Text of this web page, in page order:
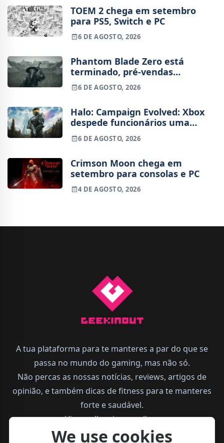
TOEM 2 chega em setembro
para PS5, Switch e PC
6 DE AGOSTO, 2026
Phantom Blade Zero está
terminado, pré-vendas
começam na próxima semana
6 DE AGOSTO, 2026
Halo: Campaign Evolved: Xbox
despede funcionários uma
semana após o lançamento
6 DE AGOSTO, 2026
Crimson Moon chega em
setembro para consolas e PC
4 DE AGOSTO, 2026
A tua plataforma para te manteres a par do que se
passa no mundo do gaming, mas não só.
Não percas as nossas notícias, reviews, artigos de
opinião, e também dicas de fitness para te manteres
forte e saudável.
Vive melhor, joga melhor.
We use cookies